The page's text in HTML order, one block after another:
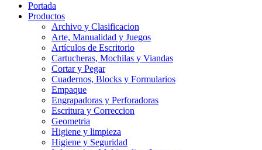
Portada
Productos
Archivo y Clasificacion
Arte, Manualidad y Juegos
Artículos de Escritorio
Cartucheras, Mochilas y Viandas
Cortar y Pegar
Cuadernos, Blocks y Formularios
Empaque
Engrapadoras y Perforadoras
Escritura y Correccion
Geometria
Higiene y limpieza
Higiene y Seguridad